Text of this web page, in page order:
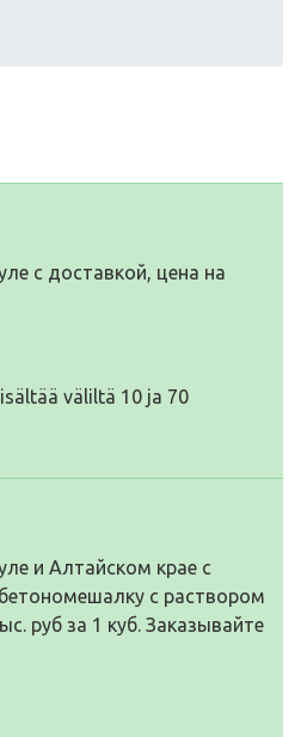
с доставкой, цена на
väliltä 10 ja 70
и Алтайском крае с
с раствором
руб за 1 куб. Заказывайте